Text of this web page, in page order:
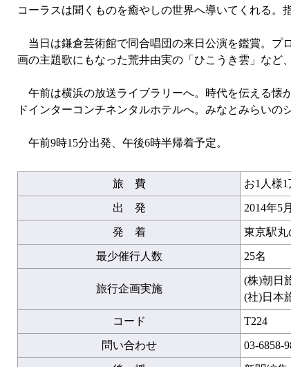
コーラスは聞くものを癒やしの世界へ導いてくれる。
当日は鎌倉芸術館で同合唱団の来日公演を鑑賞。プ
画の主題歌にもなった荒井由実の「ひこうき雲」など
午前は横浜の放送ライブラリーへ。時代を伝える懐
ドインターコンチネンタルホテルへ。みなとみらいの
午前9時15分出発、午後6時半帰着予定。
旅 費 お1人様1
出 発 2014年5
発 着 東京駅丸
最少催行人数 25名
旅行企画実施
(株)朝日
(社)日本
コード T224
問い合わせ 03-6858-